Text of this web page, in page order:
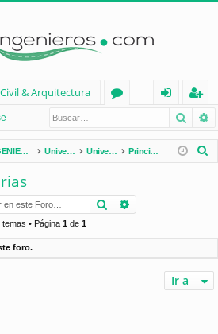
& Arquitectura
os
nt
ifi
e
eg
ist
ra
INGENIERÍA CIVIL (España) Universidades de España Universidades por Comunidades Principado de Asturias
r
Buscar
temas • Página 1de 1
foro.
Ir a